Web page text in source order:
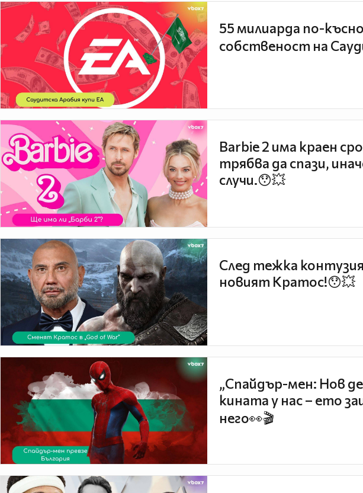
55 милиарда по-
собственост на
Barbie 2 има краен
трябва да спази,
случи.😯💥
След тежка
новият Кратос!😯💥
„Спайдър-мен: Нов
кината у нас – ето
него👀🎬